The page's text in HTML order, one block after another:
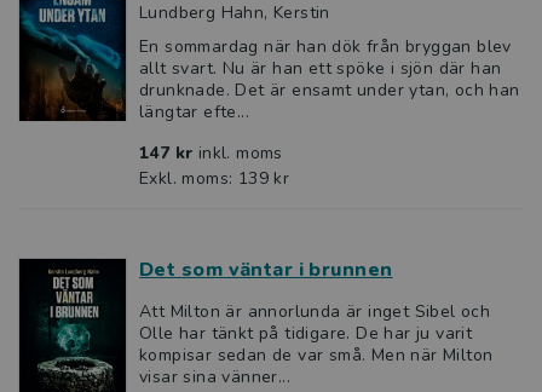
Lundberg Hahn, Kerstin
En sommardag när han dök från bryggan blev
allt svart. Nu är han ett spöke i sjön där han
drunknade. Det är ensamt under ytan, och han
längtar efte...
147 kr inkl. moms
Exkl. moms: 139 kr
Det som väntar i brunnen
Att Milton är annorlunda är inget Sibel och
Olle har tänkt på tidigare. De har ju varit
kompisar sedan de var små. Men när Milton
visar sina vänner...